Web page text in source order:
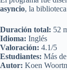
asyncio, la
Duración total: 52
Idioma: Inglés
Valoración: 4.1/5
Estudiantes: Más
Autor: Koen